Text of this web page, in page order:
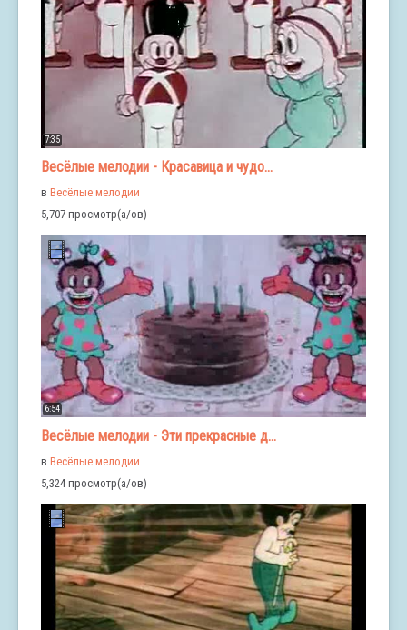
7:35
Весёлые мелодии - Красавица и чудо...
в Весёлые мелодии
5,707 просмотр(а/ов)
6:54
Весёлые мелодии - Эти прекрасные д...
в Весёлые мелодии
5,324 просмотр(а/ов)